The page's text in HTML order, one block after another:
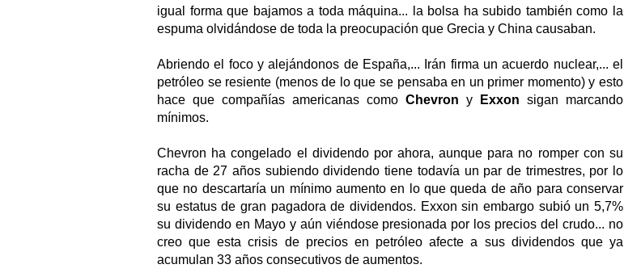
igual forma que bajamos a toda máquina... la bolsa ha subido también como la
espuma olvidándose de toda la preocupación que Grecia y China causaban.
Abriendo el foco y alejándonos de España,... Irán firma un acuerdo nuclear,... el
petróleo se resiente (menos de lo que se pensaba en un primer momento) y esto
hace que compañías americanas como Chevron y Exxon sigan marcando
mínimos.
Chevron ha congelado el dividendo por ahora, aunque para no romper con su
racha de 27 años subiendo dividendo tiene todavía un par de trimestres, por lo
que no descartaría un mínimo aumento en lo que queda de año para conservar
su estatus de gran pagadora de dividendos. Exxon sin embargo subió un 5,7%
su dividendo en Mayo y aún viéndose presionada por los precios del crudo... no
creo que esta crisis de precios en petróleo afecte a sus dividendos que ya
acumulan 33 años consecutivos de aumentos.